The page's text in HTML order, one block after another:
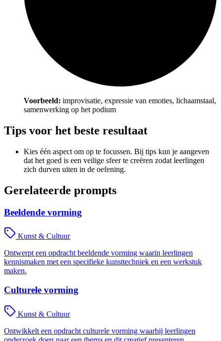
Voorbeeld: improvisatie, expressie van emoties, lichaamstaal,
samenwerking op het podium
Tips voor het beste resultaat
Kies één aspect om op te focussen. Bij tips kun je aangeven
dat het goed is een veilige sfeer te creëren zodat leerlingen
zich durven uiten in de oefening.
Gerelateerde prompts
Beeldende vorming
Kunst & Cultuur
Ontwerpt een opdracht beeldende vorming waarin leerlingen
kennismaken met een specifieke kunsttechniek en een werkstuk
maken.
Culturele vorming
Kunst & Cultuur
Ontwikkelt een opdracht culturele vorming waarbij leerlingen